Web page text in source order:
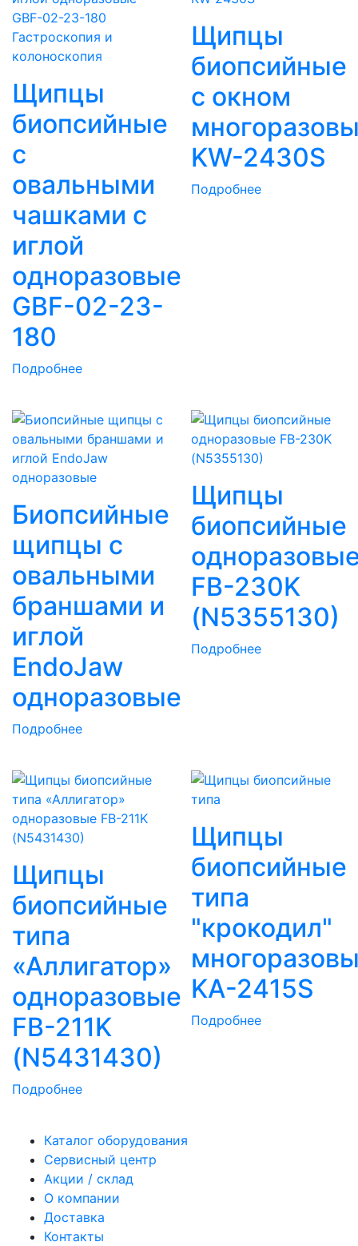
Гастроскопия и
колоноскопия
Щипцы
биопсийные
с
овальными
чашками с
иглой
одноразовые
GBF-02-23-
180
Подробнее
Щипцы
биопсийные
с окном
KW-2430S
Подробнее
Биопсийные
щипцы с
овальными
браншами и
иглой
EndoJaw
одноразовые
Подробнее
Щипцы
биопсийные
FB-230K
(N5355130)
Подробнее
Щипцы
биопсийные
типа
«Аллигатор»
одноразовые
FB-211K
(N5431430)
Подробнее
Щипцы
биопсийные
типа
"крокодил"
KA-2415S
Подробнее
Каталог оборудования
Сервисный центр
Акции / склад
О компании
Доставка
Контакты